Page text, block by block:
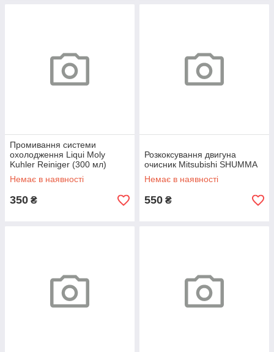
Промивання системи
охолодження Liqui Moly
Kuhler Reiniger (300 мл)
Немає в наявності
350 ₴
Розкоксування двигуна
очисник Mitsubishi SHUMMA
Немає в наявності
550 ₴